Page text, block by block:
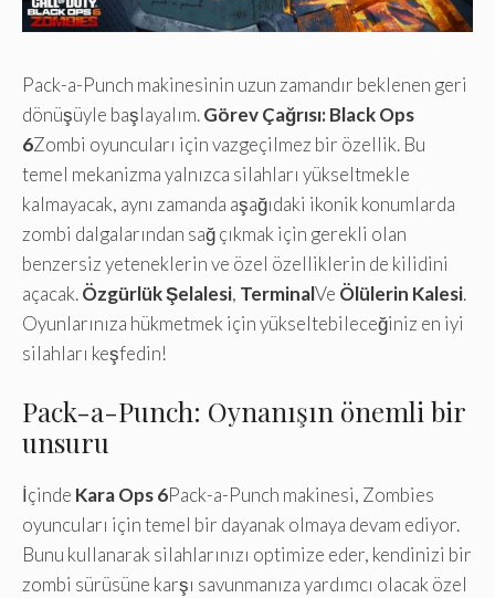
Pack-a-Punch makinesinin uzun zamandır beklenen geri
dönüşüyle ​​başlayalım.Görev Çağrısı: Black Ops
6Zombi oyuncuları için vazgeçilmez bir özellik. Bu
temel mekanizma yalnızca silahları yükseltmekle
kalmayacak, aynı zamanda aşağıdaki ikonik konumlarda
zombi dalgalarından sağ çıkmak için gerekli olan
benzersiz yeteneklerin ve özel özelliklerin de kilidini
açacak.Özgürlük Şelalesi, TerminalVe Ölülerin Kalesi.
Oyunlarınıza hükmetmek için yükseltebileceğiniz en iyi
silahları keşfedin!
Pack-a-Punch: Oynanışın önemli bir
unsuru
İçinde Kara Ops 6Pack-a-Punch makinesi, Zombies
oyuncuları için temel bir dayanak olmaya devam ediyor.
Bunu kullanarak silahlarınızı optimize eder, kendinizi bir
zombi sürüsüne karşı savunmanıza yardımcı olacak özel